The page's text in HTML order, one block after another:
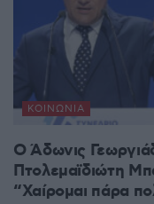
ΚΟΙΝΩΝΊΑ
Ο Άδωνις
Πτολεμαϊδιώτη
“Χαίρομαι πάρα